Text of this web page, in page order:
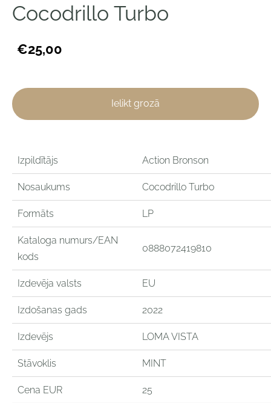
Cocodrillo Turbo
€25,00
Ielikt grozā
Izpildītājs Action Bronson
Nosaukums Cocodrillo Turbo
Formāts LP
Kataloga numurs/EAN
kods
0888072419810
Izdevēja valsts EU
Izdošanas gads 2022
Izdevējs LOMA VISTA
Stāvoklis MINT
Cena EUR 25